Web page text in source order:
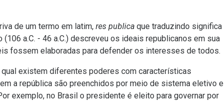
de um termo em latim, res publica que traduzindo significa
a.C. - 46 a.C.) descreveu os ideais republicanos em sua
fossem elaboradas para defender os interesses de todos.
existem diferentes poderes com características
a república são preenchidos por meio de sistema eletivo e
exemplo, no Brasil o presidente é eleito para governar por